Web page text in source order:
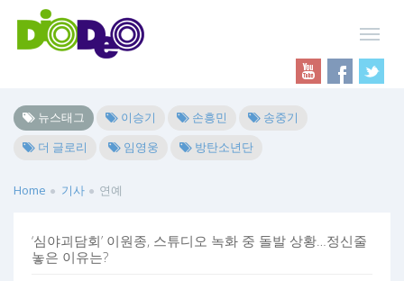
뉴스태그 이승기 손흥민
송중기
더 글로리
임영웅 방탄소년단
Home 기사 연예
‘심야괴담회’ 이원종, 스튜디오 녹화 중 돌발 상황…정신줄
놓은 이유는?